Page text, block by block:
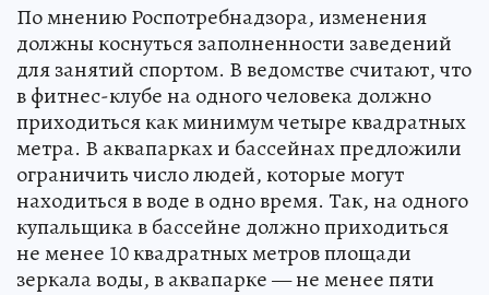
По мнению Роспотребнадзора, изменения
должны коснуться заполненности заведений
для занятий спортом. В ведомстве считают, что
в фитнес-клубе на одного человека должно
приходиться как минимум четыре квадратных
метра. В аквапарках и бассейнах предложили
ограничить число людей, которые могут
находиться в воде в одно время. Так, на одного
купальщика в бассейне должно приходиться
не менее 10 квадратных метров площади
зеркала воды, в аквапарке — не менее пяти